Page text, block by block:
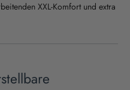
XXL-Komfort und extra